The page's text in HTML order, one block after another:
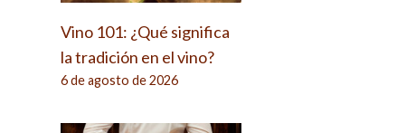
Vino 101: ¿Qué significa
la tradición en el vino?
6 de agosto de 2026